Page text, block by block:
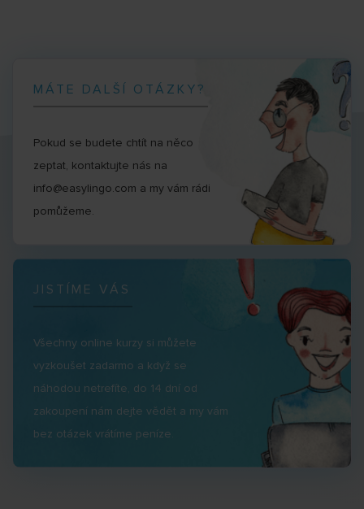
JISTÍME VÁS
Všechny online kurzy si můžete
vyzkoušet zadarmo a když se
náhodou netrefíte, do 14 dní od
zakoupení nám dejte vědět a my vám
bez otázek vrátíme peníze.
MÁTE DALŠÍ OTÁZKY?
Pokud se budete chtít na něco
zeptat, kontaktujte nás na
info@easylingo.com a my vám rádi
pomůžeme.